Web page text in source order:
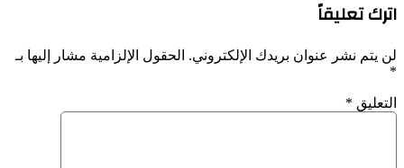
اترك تعليقاً
لن يتم نشر عنوان بريدك الإلكتروني. الحقول الإلزامية مشار إليها بـ
*
التعليق *